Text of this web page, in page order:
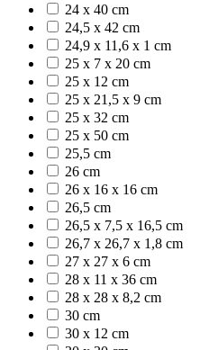
24 x 40 cm
24,5 x 42 cm
24,9 x 11,6 x 1 cm
25 x 7 x 20 cm
25 x 12 cm
25 x 21,5 x 9 cm
25 x 32 cm
25 x 50 cm
25,5 cm
26 cm
26 x 16 x 16 cm
26,5 cm
26,5 x 7,5 x 16,5 cm
26,7 x 26,7 x 1,8 cm
27 x 27 x 6 cm
28 x 11 x 36 cm
28 x 28 x 8,2 cm
30 cm
30 x 12 cm